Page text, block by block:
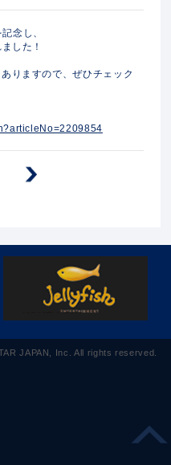
念し、
した！
りますので、ぜひチェック
JAPAN, Inc. All rights reserved.